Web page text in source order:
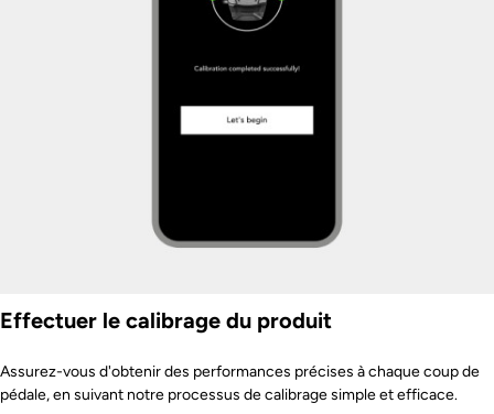
Effectuer le calibrage du produit
Assurez-vous d'obtenir des performances précises à chaque coup de
pédale, en suivant notre processus de calibrage simple et efficace.